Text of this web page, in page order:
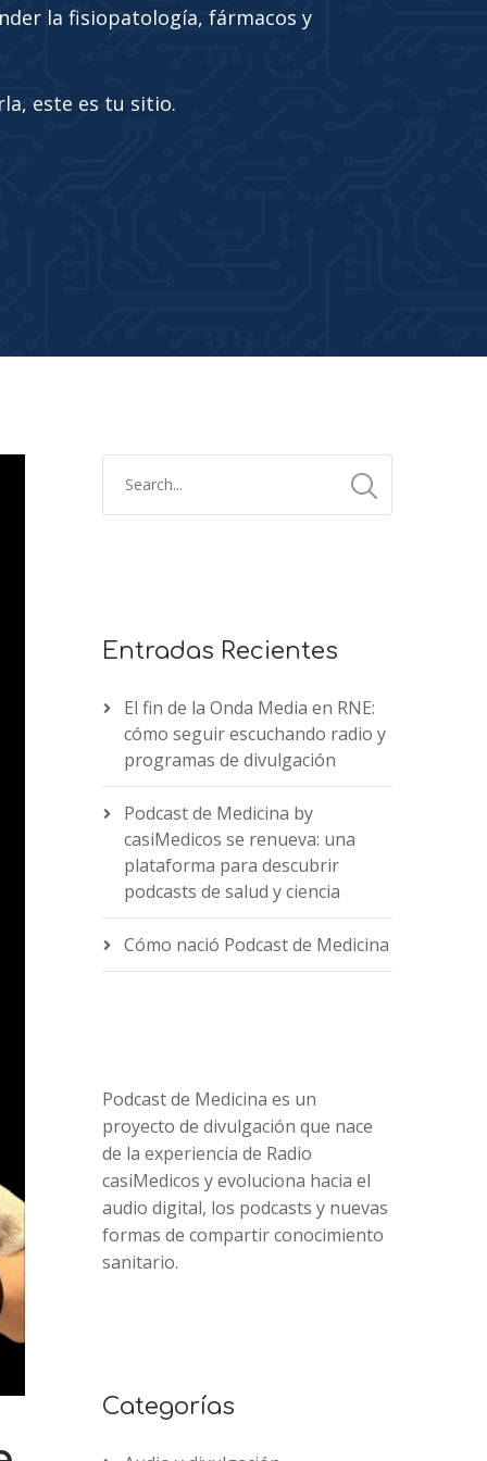
la fisiopatología, fármacos y
este es tu sitio.
Entradas Recientes
El fin de la Onda Media en RNE:
cómo seguir escuchando radio y
programas de divulgación
Podcast de Medicina by
casiMedicos se renueva: una
plataforma para descubrir
podcasts de salud y ciencia
Cómo nació Podcast de Medicina
Podcast de Medicina es un
proyecto de divulgación que nace
de la experiencia de Radio
casiMedicos y evoluciona hacia el
audio digital, los podcasts y nuevas
formas de compartir conocimiento
sanitario.
Categorías